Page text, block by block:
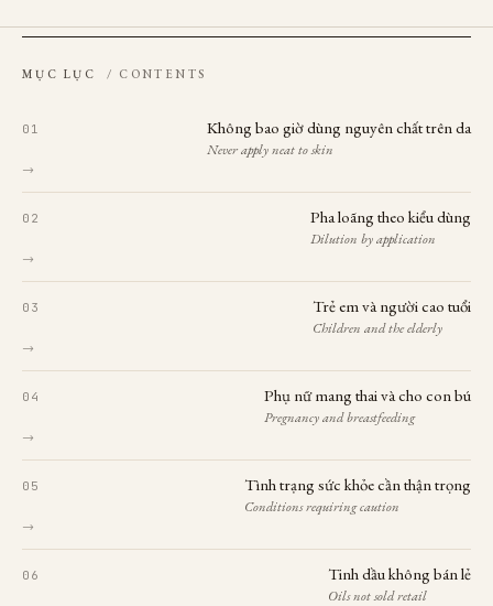
MỤC LỤC / CONTENTS
Không bao giờ dùng nguyên chất trên da
Never apply neat to skin
→
Pha loãng theo kiểu dùng
Dilution by application
→
Trẻ em và người cao tuổi
Children and the elderly
→
Phụ nữ mang thai và cho con bú
Pregnancy and breastfeeding
→
Tình trạng sức khỏe cần thận trọng
Conditions requiring caution
→
Tinh dầu không bán lẻ
Oils not sold retail